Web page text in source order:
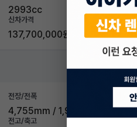
2993cc
신차가격
137,700,000원
전장/전폭
4,755mm / 1,925mm
전고/축고